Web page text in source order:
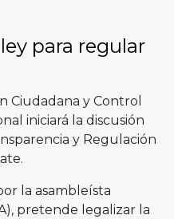
para regular
Ciudadana y Control
iniciará la discusión
y Regulación
la asambleísta
pretende legalizar la